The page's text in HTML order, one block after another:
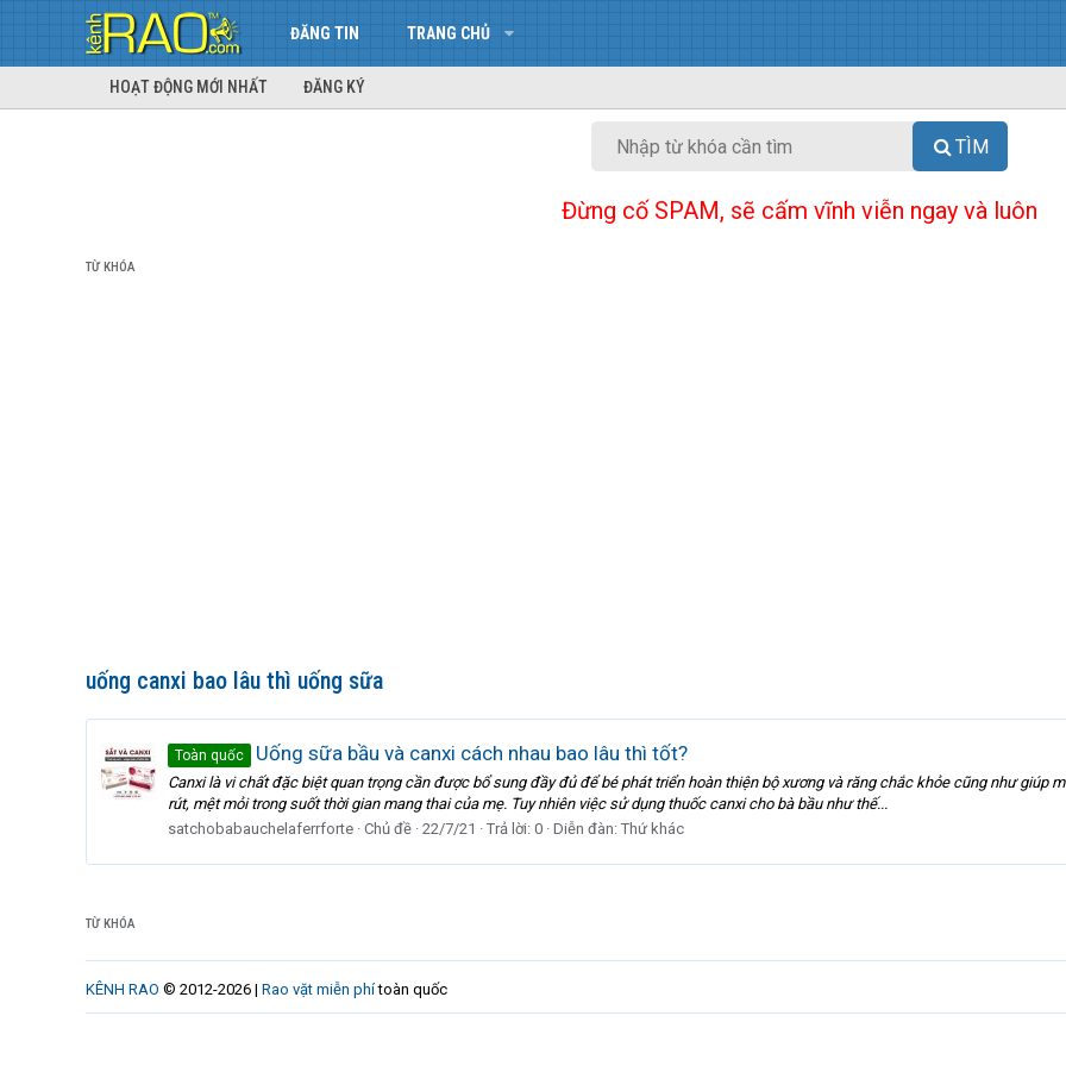
ĐĂNG TIN TRANG CHỦ
HOẠT ĐỘNG MỚI NHẤT ĐĂNG KÝ
TÌM
Đừng cố SPAM, sẽ cấm vĩnh viễn ngay và luôn
TỪ KHÓA
uống canxi bao lâu thì uống sữa
Toàn quốc Uống sữa bầu và canxi cách nhau bao lâu thì tốt?
Canxi là vi chất đặc biệt quan trọng cần được bổ sung đầy đủ để bé phát triển hoàn thiện bộ xương và răng chắc khỏe cũng như giúp
rút, mệt mỏi trong suốt thời gian mang thai của mẹ. Tuy nhiên việc sử dụng thuốc canxi cho bà bầu như thế...
satchobabauchelaferrforte Chủ đề 22/7/21 Trả lời: 0 Diễn đàn: Thứ khác
TỪ KHÓA
KÊNH RAO © 2012-2026 | Rao vặt miễn phítoàn quốc